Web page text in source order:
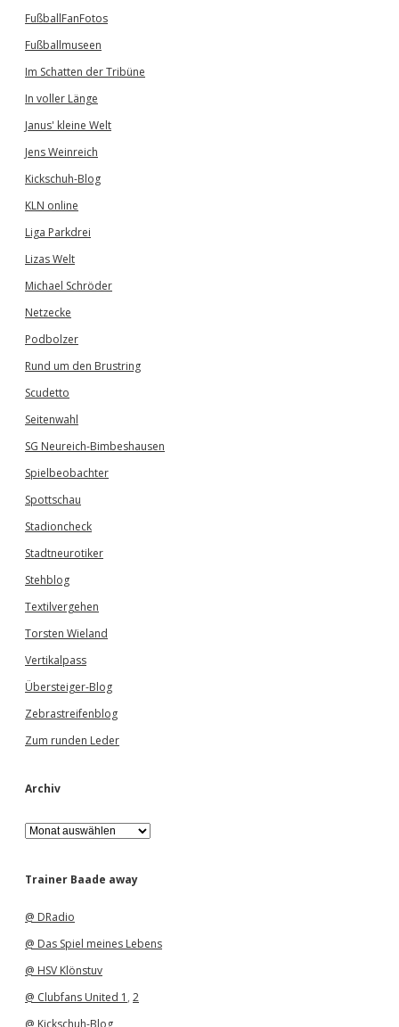
FußballFanFotos
Fußballmuseen
Im Schatten der Tribüne
In voller Länge
Janus' kleine Welt
Jens Weinreich
Kickschuh-Blog
KLN online
Liga Parkdrei
Lizas Welt
Michael Schröder
Netzecke
Podbolzer
Rund um den Brustring
Scudetto
Seitenwahl
SG Neureich-Bimbeshausen
Spielbeobachter
Spottschau
Stadioncheck
Stadtneurotiker
Stehblog
Textilvergehen
Torsten Wieland
Vertikalpass
Übersteiger-Blog
Zebrastreifenblog
Zum runden Leder
Archiv
A
r
h
Trainer Baade away
@ DRadio
@ Das Spiel meines Lebens
@ HSV Klönstuv
@ Clubfans United 1 , 2
@ Kickschuh-Blog